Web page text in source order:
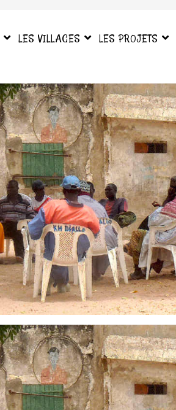
LES VILLAGES LES PROJETS